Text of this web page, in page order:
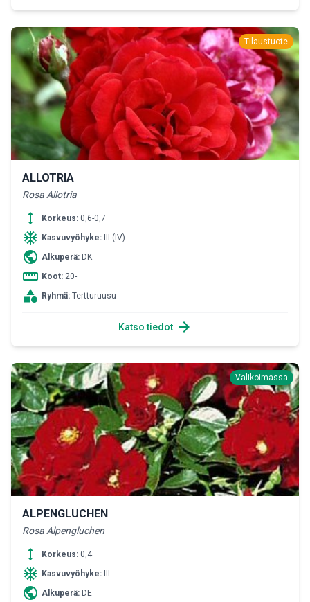
Tilaustuote
ALLOTRIA
Rosa Allotria
height Korkeus: 0,6-0,7
ac_unit Kasvuvyöhyke: III (IV)
public Alkuperä: DK
straighten Koot: 20-
category Ryhmä: Tertturuusu
Katso tiedot arrow_forward
Valikoimassa
ALPENGLUCHEN
Rosa Alpengluchen
height Korkeus: 0,4
ac_unit Kasvuvyöhyke:
public Alkuperä: DE